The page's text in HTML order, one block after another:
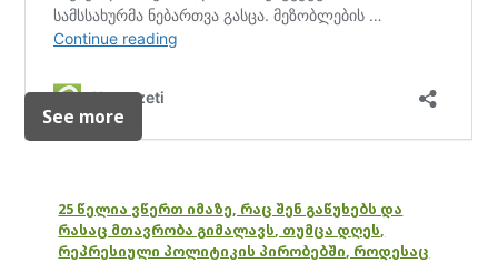
See more
25 წელია ვწერთ იმაზე, რაც შენ გაწუხებს და
რასაც მთავრობა გიმალავს, თუმცა დღეს,
რეპრესიული პოლიტიკის პირობებში, როდესაც